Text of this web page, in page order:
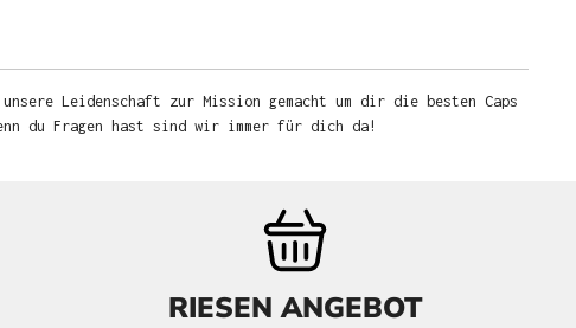
Leidenschaft zur Mission gemacht um dir die besten Caps
du Fragen hast sind wir immer für dich da!
RIESEN ANGEBOT